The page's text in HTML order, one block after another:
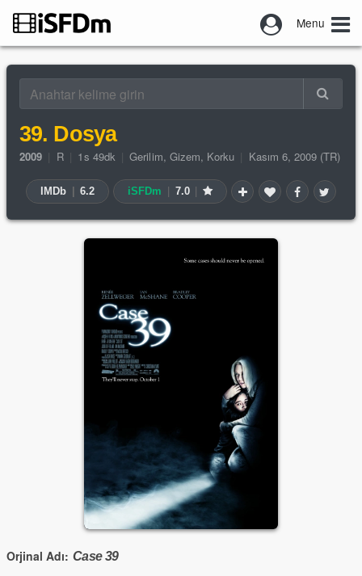
Menu
39. Dosya
2009 R 1s 49dk Gerilim, Gizem, Korku Kasım 6, 2009 (TR)
IMDb 6.2 iSFDm 7.0
Orjinal Adı: Case 39